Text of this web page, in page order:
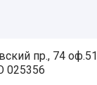
пр., 74
025356